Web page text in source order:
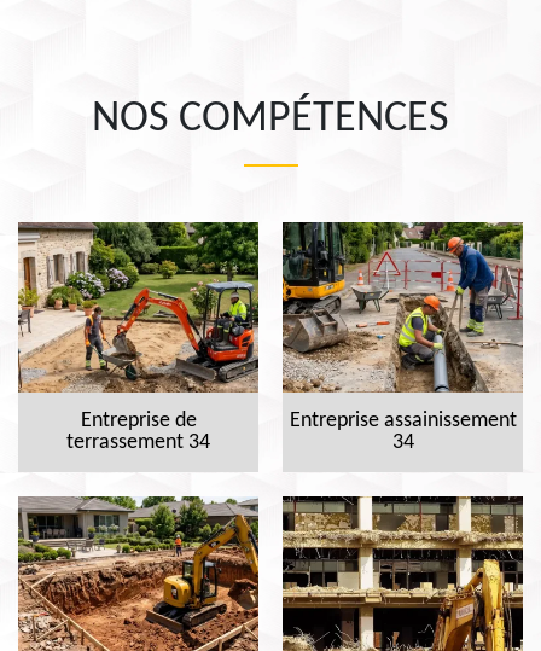
NOS COMPÉTENCES
Entreprise de
terrassement 34
Entreprise assainissement
34